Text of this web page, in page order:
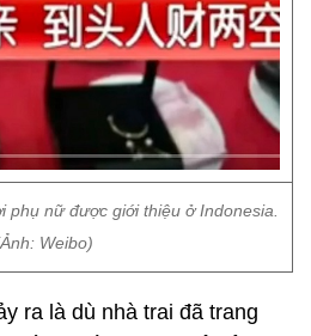
phụ nữ được giới thiệu ở Indonesia.
Weibo)
ra là dù nhà trai đã trang